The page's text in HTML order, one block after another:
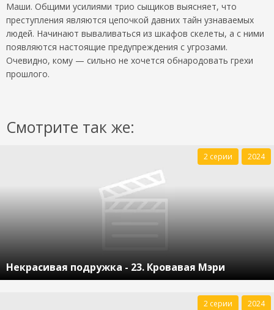
Маши. Общими усилиями трио сыщиков выясняет, что
преступления являются цепочкой давних тайн узнаваемых
людей. Начинают вываливаться из шкафов скелеты, а с ними
появляются настоящие предупреждения с угрозами.
Очевидно, кому — сильно не хочется обнародовать грехи
прошлого.
Смотрите так же:
Некрасивая подружка - 23. Кровавая Мэри
2 серии 2024
2 серии 2024